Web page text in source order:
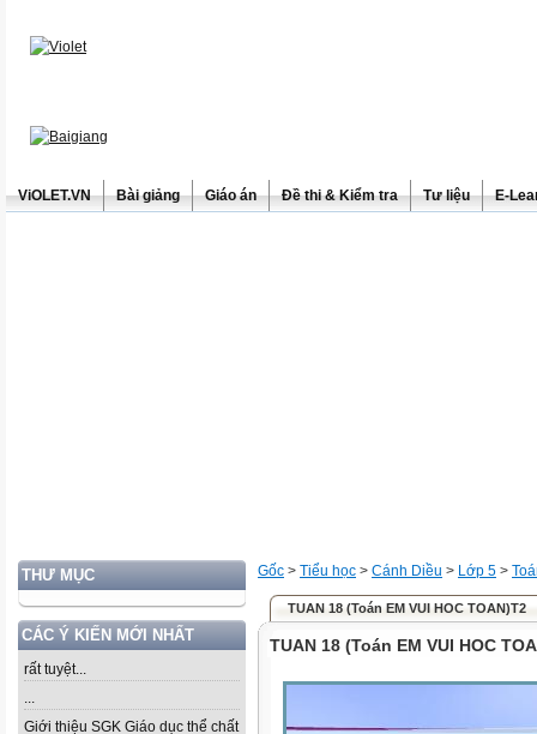
ViOLET.VN Bài giảng Giáo án Đề thi & Kiểm tra Tư liệu E-
THƯ MỤC
CÁC Ý KIẾN MỚI NHẤT
rất tuyệt...
...
Giới thiệu SGK Giáo dục thể chất
Gốc > Tiểu học > Cánh Diều > Lớp 5 >
TUAN 18 (Toán EM VUI HOC TOAN)T2
TUAN 18 (Toán EM VUI HOC